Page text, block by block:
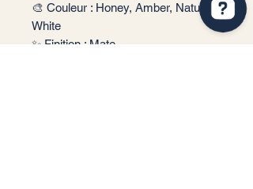
🎨 Couleur : Honey, Amber, Natural,
White
✨ Finition : Mate